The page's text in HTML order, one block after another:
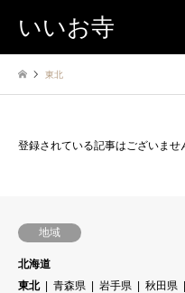
いいお寺
東北
登録されている記事はございませ
地域
北海道
東北
青森県 岩手県 秋田県